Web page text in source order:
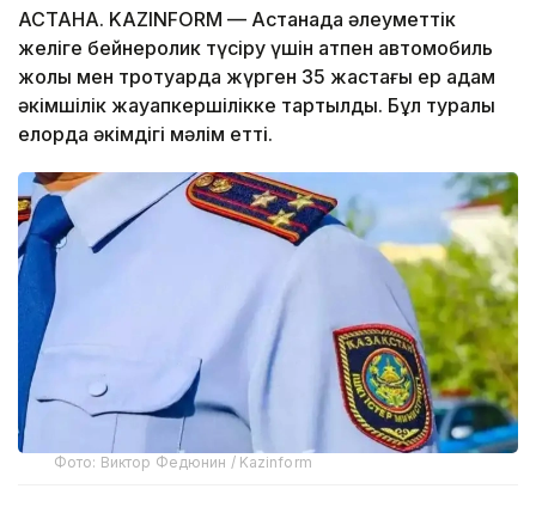
АСТАНА. KAZINFORM — Астанада әлеуметтік
желіге бейнеролик түсіру үшін атпен автомобиль
жолы мен тротуарда жүрген 35 жастағы ер адам
әкімшілік жауапкершілікке тартылды. Бұл туралы
елорда әкімдігі мәлім етті.
Фото: Виктор Федюнин / Kazinform